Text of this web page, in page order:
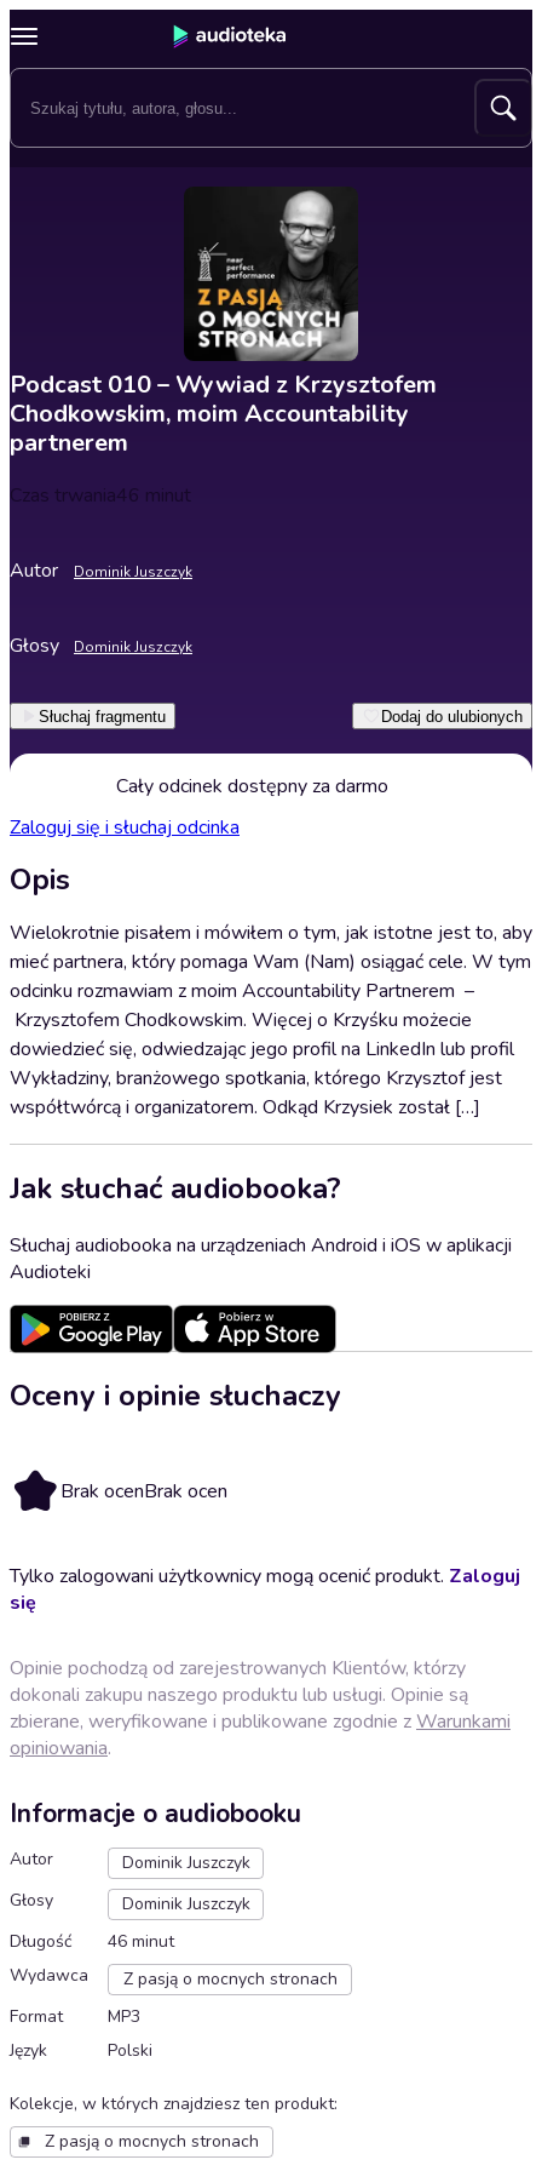
Podcast 010 – Wywiad z Krzysztofem
Chodkowskim, moim Accountability
partnerem
Czas trwania46 minut
Autor Dominik Juszczyk
Głosy Dominik Juszczyk
Słuchaj fragmentu Dodaj do ulubionych
Cały odcinek dostępny za darmo
Zaloguj się i słuchaj odcinka
Opis
Wielokrotnie pisałem i mówiłem o tym, jak istotne jest to, aby
mieć partnera, który pomaga Wam (Nam) osiągać cele. W tym
odcinku rozmawiam z moim Accountability Partnerem –
Krzysztofem Chodkowskim. Więcej o Krzyśku możecie
dowiedzieć się, odwiedzając jego profil na LinkedIn lub profil
Wykładziny, branżowego spotkania, którego Krzysztof jest
współtwórcą i organizatorem. Odkąd Krzysiek został […]
Jak słuchać audiobooka?
Słuchaj audiobooka na urządzeniach Android i iOS w aplikacji
Audioteki
Oceny i opinie słuchaczy
Brak ocenBrak ocen
Tylko zalogowani użytkownicy mogą ocenić produkt. Zaloguj
się
Opinie pochodzą od zarejestrowanych Klientów, którzy
dokonali zakupu naszego produktu lub usługi. Opinie są
zbierane, weryfikowane i publikowane zgodnie zWarunkami
opiniowania.
Informacje o audiobooku
Autor
Dominik Juszczyk
Głosy
Dominik Juszczyk
Długość
46 minut
Wydawca
Z pasją o mocnych stronach
Format
MP3
Język
Polski
Kolekcje, w których znajdziesz ten produkt:
Z pasją o mocnych stronach